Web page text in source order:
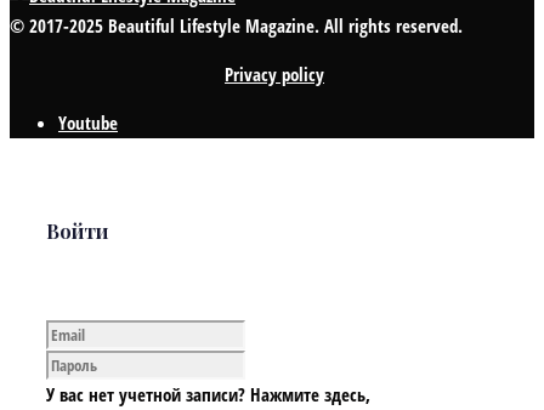
© 2017-2025 Beautiful Lifestyle Magazine. All rights reserved.
Privacy policy
Youtube
Войти
У вас нет учетной записи? Нажмите здесь,